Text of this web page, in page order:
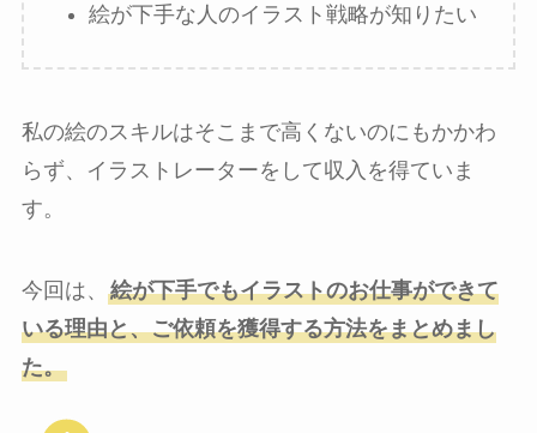
絵が下手な人のイラスト戦略が知りたい
私の絵のスキルはそこまで高くないのにもかかわ
らず、イラストレーターをして収入を得ていま
す。
今回は、 絵が下手でもイラストのお仕事ができて
いる理由と、ご依頼を獲得する方法をまとめまし
た。